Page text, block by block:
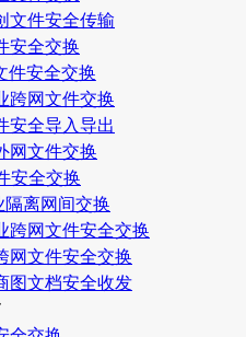
文件安全传输
安全交换
件安全交换
跨网文件交换
安全导入导出
网文件交换
安全交换
离网间交换
跨网文件安全交换
网文件安全交换
图文档安全收发